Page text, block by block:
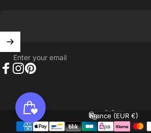
Enter your email
Language
Country/region
France (EUR €)